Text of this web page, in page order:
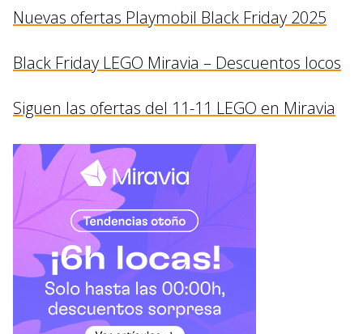
Nuevas ofertas Playmobil Black Friday 2025
Black Friday LEGO Miravia – Descuentos locos
Siguen las ofertas del 11-11 LEGO en Miravia